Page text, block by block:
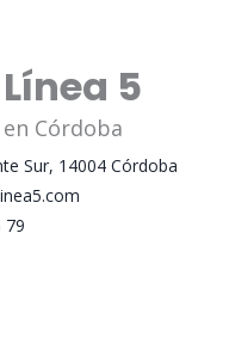
5
Córdoba
Sur, 14004 Córdoba
79